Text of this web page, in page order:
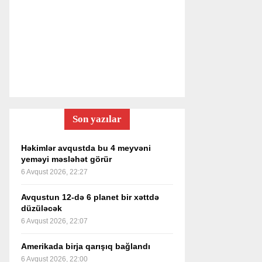
Son yazılar
Həkimlər avqustda bu 4 meyvəni
yeməyi məsləhət görür
6 Avqust 2026, 22:27
Avqustun 12-də 6 planet bir xəttdə
düzüləcək
6 Avqust 2026, 22:07
Amerikada birja qarışıq bağlandı
6 Avqust 2026, 22:00